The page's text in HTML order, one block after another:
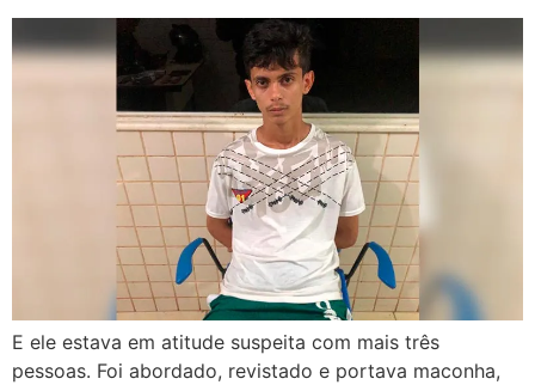
E ele estava em atitude suspeita com mais três
pessoas. Foi abordado, revistado e portava maconha,